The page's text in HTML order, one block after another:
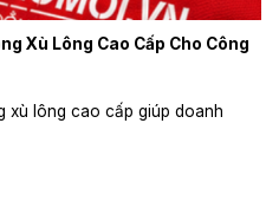
Xù Lông Cao Cấp Cho Công
xù lông cao cấp giúp doanh